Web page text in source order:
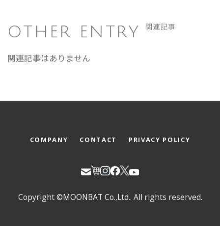
OTHER ENTRY 関連記事
関連記事はありません
COMPANY CONTACT PRIVACY POLICY
Copyright ©MOONBAT Co.,Ltd.. All rights reserved.